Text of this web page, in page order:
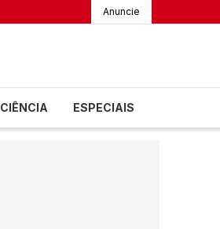
Anuncie
CIÊNCIA ESPECIAIS